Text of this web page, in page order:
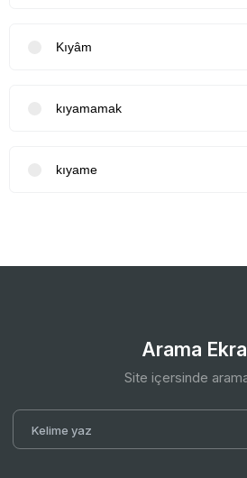
Kıyâm
kıyamamak
kıyame
Arama
Site içersinde